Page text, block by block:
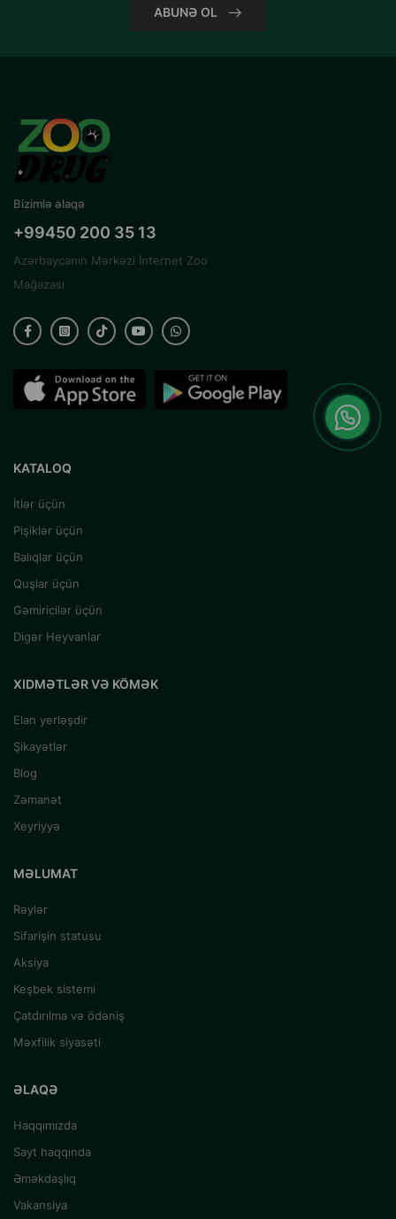
ABUNƏ OL
Bizimlə əlaqə
+99450 200 35 13
Azərbaycanın Mərkəzi İnternet Zoo
Mağazası
KATALOQ
İtlər üçün
Pişiklər üçün
Balıqlar üçün
Quşlar üçün
Gəmiricilər üçün
Digər Heyvanlar
XIDMƏTLƏR VƏ KÖMƏK
Elan yerləşdir
Şikayətlər
Blog
Zəmanət
Xeyriyyə
MƏLUMAT
Rəylər
Sifarişin statusu
Aksiya
Keşbek sistemi
Çatdırılma və ödəniş
Məxfilik siyasəti
ƏLAQƏ
Haqqımızda
Sayt haqqında
Əməkdaşlıq
Vakansiya